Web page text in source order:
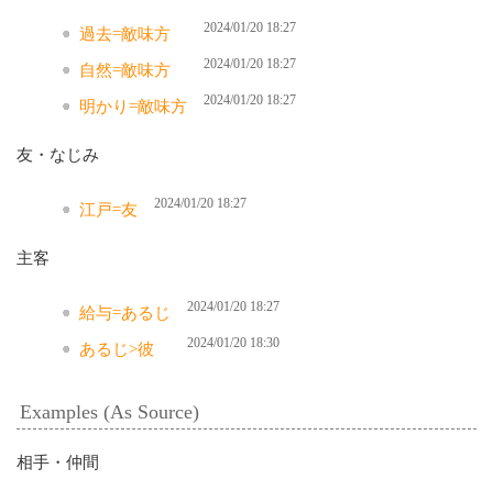
過去=敵味方 2024/01/20 18:27
自然=敵味方 2024/01/20 18:27
明かり=敵味方 2024/01/20 18:27
友・なじみ
江戸=友 2024/01/20 18:27
主客
給与=あるじ 2024/01/20 18:27
あるじ>彼 2024/01/20 18:30
Examples (As Source)
相手・仲間